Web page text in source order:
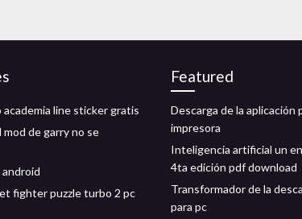
academia line sticker gratis
mod de garry no se
android
fighter puzzle turbo 2 pc
Featured
Descarga de la aplicación
impresora
Inteligencia artificial un
4ta edición pdf download
Transformador de la
para pc